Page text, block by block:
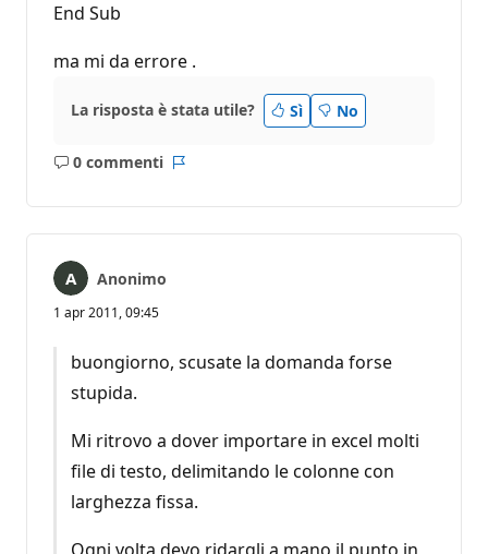
End Sub
ma mi da errore .
La risposta è stata utile? Sì No
0 commenti
Nessun
Anonimo
1 apr 2011, 09:45
buongiorno, scusate la domanda forse
stupida.
Mi ritrovo a dover importare in excel molti
file di testo, delimitando le colonne con
larghezza fissa.